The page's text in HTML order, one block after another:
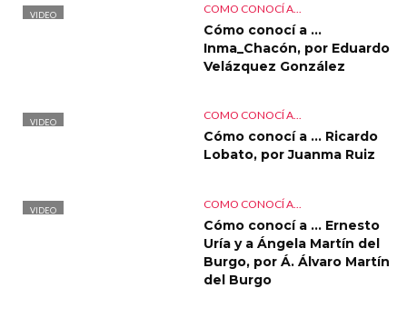
VIDEO
COMO CONOCÍ A...
Cómo conocí a …
Inma_Chacón, por Eduardo
Velázquez González
VIDEO
COMO CONOCÍ A...
Cómo conocí a … Ricardo
Lobato, por Juanma Ruiz
VIDEO
COMO CONOCÍ A...
Cómo conocí a … Ernesto
Uría y a Ángela Martín del
Burgo, por Á. Álvaro Martín
del Burgo